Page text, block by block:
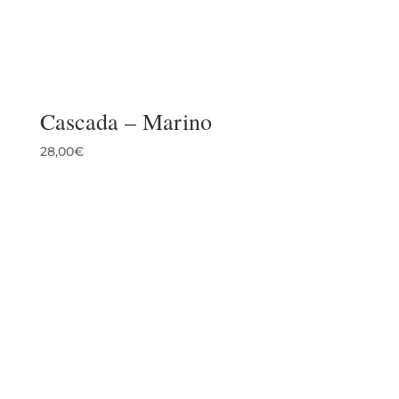
Cascada – Marino
28,00€